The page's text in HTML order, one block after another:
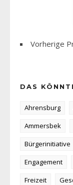
Vorherige
DAS
Ahrensburg
Ammersbek
Bürgerinitiative
Engagement
Freizeit